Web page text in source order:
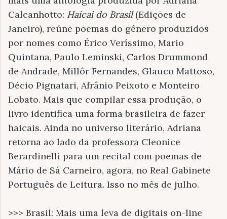
Calcanhotto: Haicai do Brasil(Edições de
Janeiro), reúne poemas do gênero produzidos
por nomes como Érico Veríssimo, Mario
Quintana, Paulo Leminski, Carlos Drummond
de Andrade, Millôr Fernandes, Glauco Mattoso,
Décio Pignatari, Afrânio Peixoto e Monteiro
Lobato. Mais que compilar essa produção, o
livro identifica uma forma brasileira de fazer
haicais. Ainda no universo literário, Adriana
retorna ao lado da professora Cleonice
Berardinelli para um recital com poemas de
Mário de Sá Carneiro, agora, no Real Gabinete
Português de Leitura. Isso no mês de julho.
>>> Brasil: Mais uma leva de digitais on-line